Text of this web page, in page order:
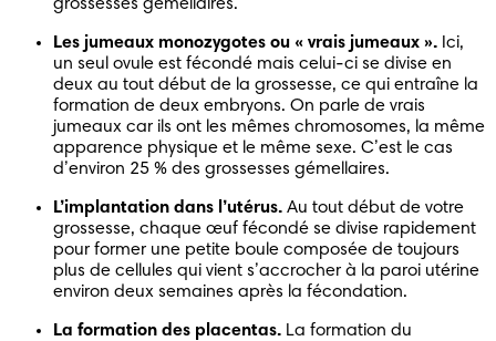
grossesses gémellaires.
Les jumeaux monozygotes ou « vrais jumeaux ». Ici,
un seul ovule est fécondé mais celui-ci se divise en
deux au tout début de la grossesse, ce qui entraîne la
formation de deux embryons. On parle de vrais
jumeaux car ils ont les mêmes chromosomes, la même
apparence physique et le même sexe. C’est le cas
d’environ 25 % des grossesses gémellaires.
L’implantation dans l’utérus. Au tout début de votre
grossesse, chaque œuf fécondé se divise rapidement
pour former une petite boule composée de toujours
plus de cellules qui vient s’accrocher à la paroi utérine
environ deux semaines après la fécondation.
La formation des placentas. La formation du